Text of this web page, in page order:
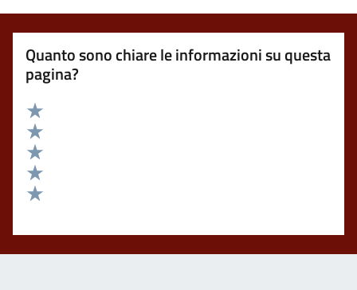
Quanto sono chiare le informazioni su questa
pagina?
Valuta 5 stelle su 5
Valuta 4 stelle su 5
Valuta 3 stelle su 5
Valuta 2 stelle su 5